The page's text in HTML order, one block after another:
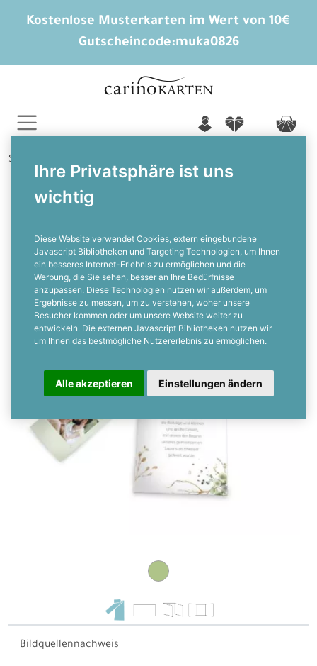
Kostenlose Musterkarten im Wert von 10€
Gutscheincode:muka0826
Ihre Privatsphäre ist uns
wichtig
Diese Website verwendet Cookies, extern eingebundene
Javascript Bibliotheken und Targeting Technologien, um Ihnen
ein besseres Internet-Erlebnis zu ermöglichen und die
Werbung, die Sie sehen, besser an Ihre Bedürfnisse
anzupassen. Diese Technologien nutzen wir außerdem, um
Ergebnisse zu messen, um zu verstehen, woher unsere
Besucher kommen oder um unsere Website weiter zu
entwickeln. Die externen Javascript Bibliotheken nutzen wir
um Ihnen das bestmögliche Nutzererlebnis zu ermöglichen.
Alle akzeptieren Einstellungen ändern
n f c
Startseite
Elina und Marlon
Bildquellennachweis
Botanical Kartenset als Danksagung